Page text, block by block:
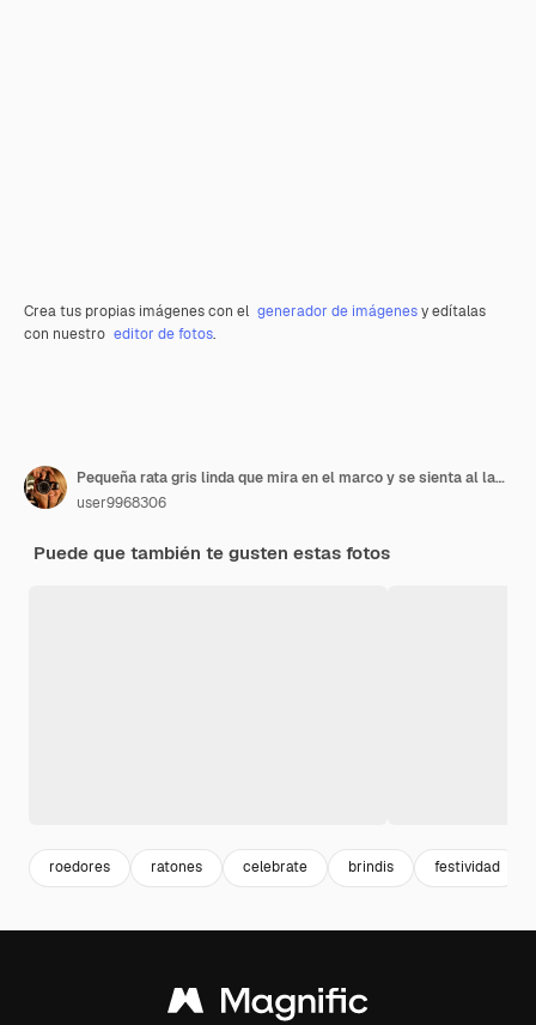
Crea tus propias imágenes con el generador de imágenesy edítalas
con nuestro editor de fotos.
Pequeña rata gris linda que mira en el marco y se sienta al lado del árbol de Navidad con hermoso desenfoque gris luminoso y bolas de Navidad
user9968306
Puede que también te gusten estas fotos
roedores ratones celebrate brindis festividad